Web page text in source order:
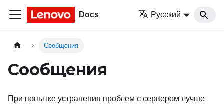
Docs Русский
Сообщения
Сообщения
При попытке устранения проблем с сервером лучше